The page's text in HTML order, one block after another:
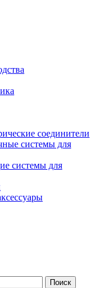
соединители
системы для
системы для